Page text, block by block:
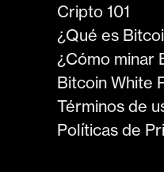
Cripto 101
¿Qué es
¿Cómo minar
Bitcoin White
Términos de
Políticas de